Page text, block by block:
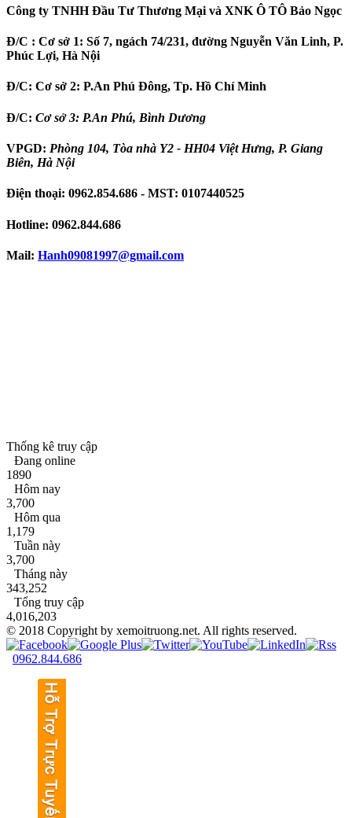
Công ty TNHH Đầu Tư Thương Mại và XNK Ô TÔ Bảo Ngọc
Đ/C : Cơ sở 1: Số 7, ngách 74/231, đường Nguyễn Văn Linh, P.
Phúc Lợi, Hà Nội
Đ/C: Cơ sở 2: P.An Phú Đông, Tp. Hồ Chí Minh
Đ/C: Cơ sở 3: P.An Phú, Bình Dương
VPGD: Phòng 104, Tòa nhà Y2 - HH04 Việt Hưng, P. Giang
Biên, Hà Nội
Điện thoại: 0962.854.686 - MST: 0107440525
Hotline: 0962.844.686
Mail: Hanh09081997@gmail.com
Thống kê truy cập
Đang online
1890
Hôm nay
3,700
Hôm qua
1,179
Tuần này
3,700
Tháng này
343,252
Tổng truy cập
4,016,203
© 2018 Copyright by xemoitruong.net. All rights reserved.
0962.844.686